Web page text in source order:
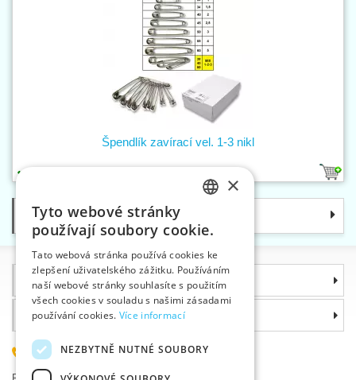
Špendlík zavírací vel. 1-3 nikl
Kategorie
Informace
Proč si zvolit právě nás
585 051 217
Plzeňská 868, 783 91 Uničov, Česká republika
ENGLISH
GERMAN
×
Tyto webové stránky
používají soubory cookie.
Tato webová stránka používá cookies ke
zlepšení uživatelského zážitku. Používáním
naší webové stránky souhlasíte s použitím
všech cookies v souladu s našimi zásadami
používání cookies. Více informací
NEZBYTNĚ NUTNÉ SOUBORY